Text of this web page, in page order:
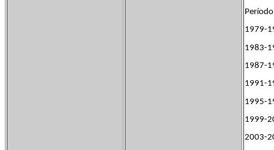
1979-